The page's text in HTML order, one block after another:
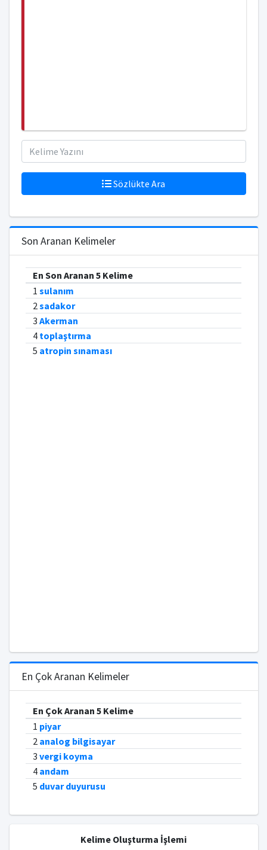
Sözlükte Ara
Son Aranan Kelimeler
En Son Aranan 5 Kelime
1 sulanım
2sadakor
3 Akerman
4 toplaştırma
5 atropin sınaması
En Çok Aranan Kelimeler
En Çok Aranan 5 Kelime
1 piyar
2 analog bilgisayar
3 vergi koyma
4 andam
5 duvar duyurusu
Kelime Oluşturma İşlemi